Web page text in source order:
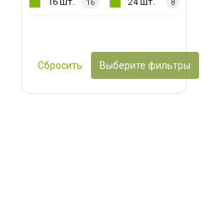
16 8
Сбросить Выберите фильтры